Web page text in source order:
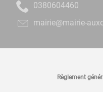
0644060830
rf.ennoxua-
Règlement